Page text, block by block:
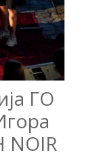
ГО
NOIR